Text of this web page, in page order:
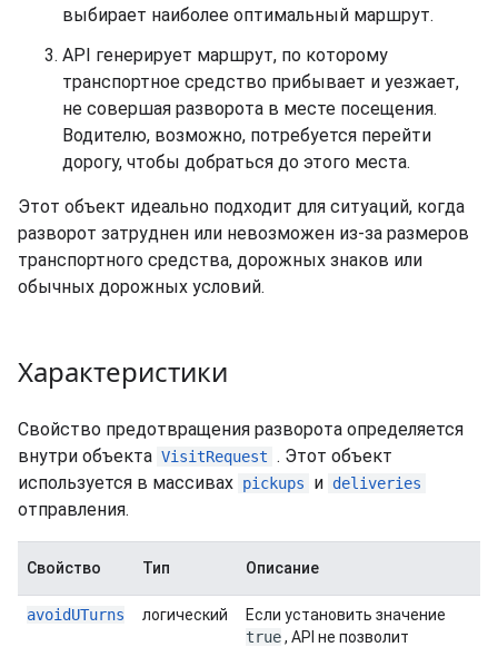
выбирает наиболее оптимальный маршрут.
API генерирует маршрут, по которому
транспортное средство прибывает и уезжает,
не совершая разворота в месте посещения.
Водителю, возможно, потребуется перейти
дорогу, чтобы добраться до этого места.
Этот объект идеально подходит для ситуаций, когда
разворот затруднен или невозможен из-за размеров
транспортного средства, дорожных знаков или
обычных дорожных условий.
Характеристики
Свойство предотвращения разворота определяется
внутри объекта VisitRequest . Этот объект
используется в массивах pickups и deliveries
отправления.
Свойство Тип Описание
avoidUTurns логический
Если установить значение
true, API не позволит